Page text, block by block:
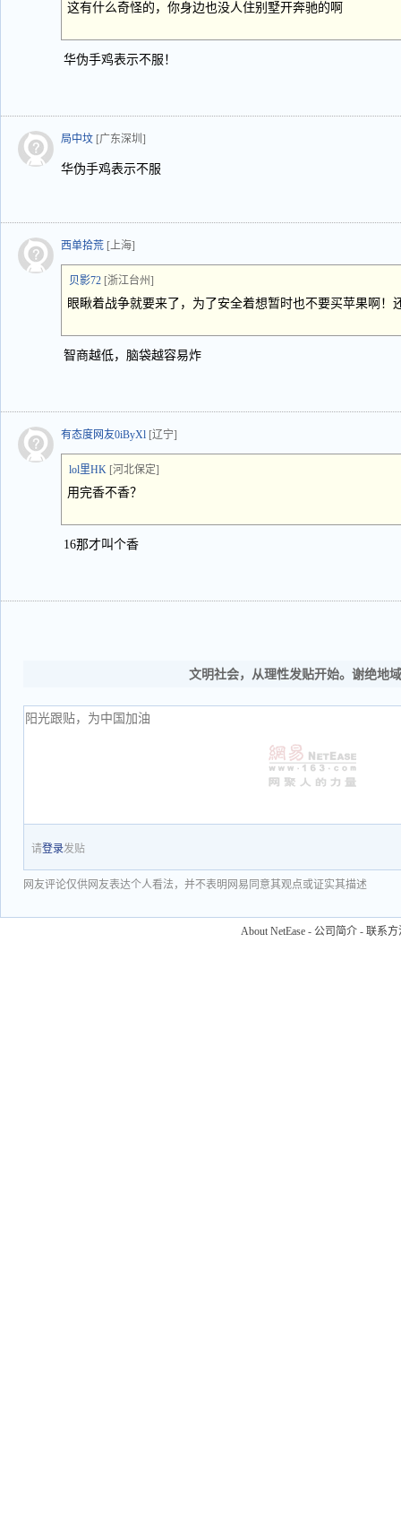
这有什么奇怪的，你身边也没人住别墅开奔驰的啊
华伪手鸡表示不服！
局中坟 [广东深圳]
华伪手鸡表示不服
西单拾荒 [上海]
贝影72 [浙江台州]
眼瞅着战争就要来了，为了安全着想暂时也不要买苹果啊！
智商越低，脑袋越容易炸
有态度网友0iByXl [辽宁]
lol里HK [河北保定]
用完香不香？
16那才叫个香
文明社会，从理性发贴开始。谢绝地
请登录发贴
网友评论仅供网友表达个人看法，并不表明网易同意其观点或证实其描述
About NetEase - 公司简介 - 联系方